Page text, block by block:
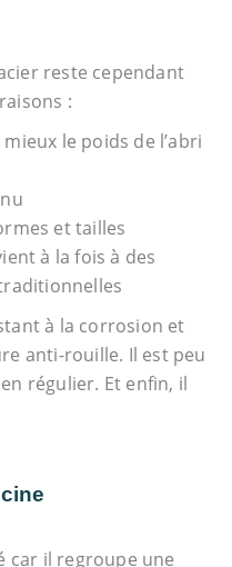
reste cependant
:
le poids de l’abri
et tailles
à la fois à des
à la corrosion et
anti-rouille. Il est peu
régulier. Et enfin, il
car il regroupe une